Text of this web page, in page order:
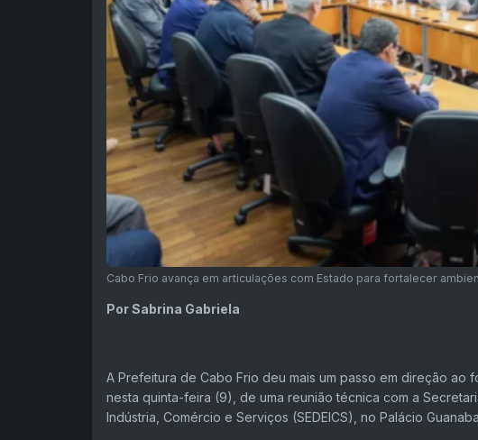
Cabo Frio avança em articulações com Estado para fortalecer
Por Sabrina Gabriela
A Prefeitura de Cabo Frio deu mais um passo em direção ao
nesta quinta-feira (9), de uma reunião técnica com a
Indústria, Comércio e Serviços (SEDEICS), no Palácio